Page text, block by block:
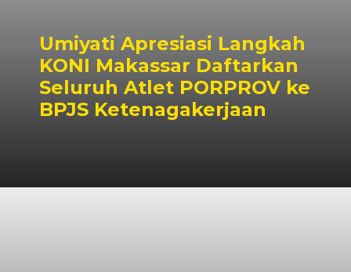
Umiyati Apresiasi Langkah
KONI Makassar Daftarkan
Seluruh Atlet PORPROV ke
BPJS Ketenagakerjaan